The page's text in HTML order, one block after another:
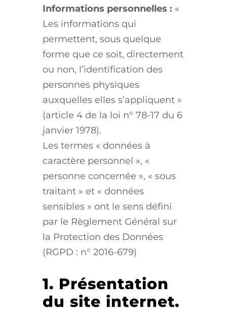
Informations personnelles : «
Les informations qui
permettent, sous quelque
forme que ce soit, directement
ou non, l’identification des
personnes physiques
auxquelles elles s’appliquent »
(article 4 de la loi n° 78-17 du 6
janvier 1978).
Les termes « données à
caractère personnel », «
personne concernée », « sous
traitant » et « données
sensibles » ont le sens défini
par le Règlement Général sur
la Protection des Données
(RGPD : n° 2016-679)
1. Présentation
du site internet.